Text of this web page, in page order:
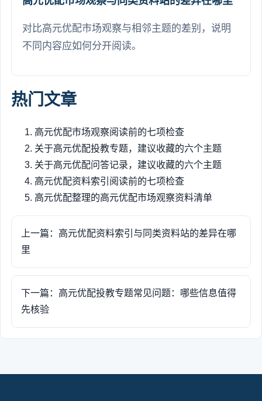
对比高元优配市场观察与相邻主题的差别，说明
不同内容应如何分开阅读。
热门文章
高元优配市场观察阅读前的七项检查
关于高元优配投教专题，建议收藏的六个主题
关于高元优配问答记录，建议收藏的六个主题
高元优配资料索引阅读前的七项检查
高元优配整理的高元优配市场观察资料清单
上一篇：高元优配资料索引与同类资料站的差异在哪
里
下一篇：高元优配投教专题常见问题：哪些信息值得
先核验